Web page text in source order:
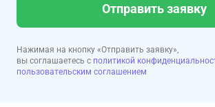
Отправить заявку
Нажимая на кнопку «Отправить заявку»,
вы соглашаетесь с политикой
пользовательским соглашением